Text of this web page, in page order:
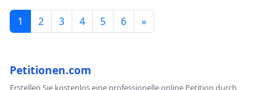
1 2 3 4 5 6 »
Petitionen.com
Erstellen Sie kostenlos eine professionelle online Petition durch